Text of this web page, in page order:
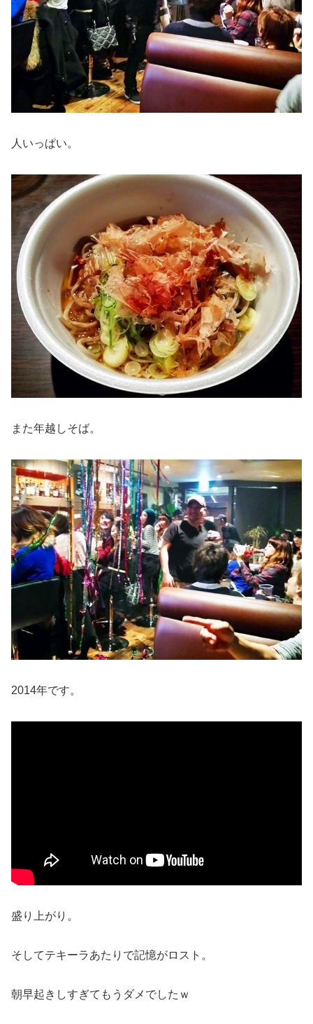
人いっぱい。
また年越しそば。
2014年です。
盛り上がり。
そしてテキーラあたりで記憶がロスト。
朝早起きしすぎてもうダメでしたｗ